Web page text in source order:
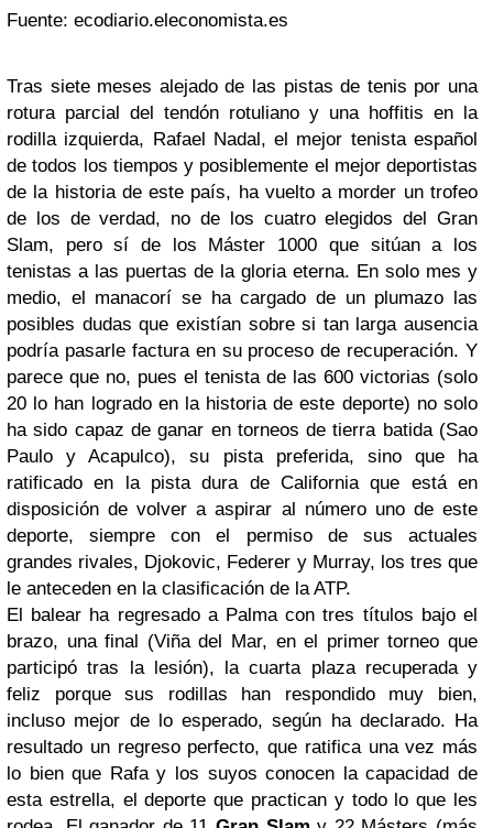
Fuente: ecodiario.eleconomista.es
Tras siete meses alejado de las pistas de tenis por una
rotura parcial del tendón rotuliano y una hoffitis en la
rodilla izquierda, Rafael Nadal, el mejor tenista español
de todos los tiempos y posiblemente el mejor deportistas
de la historia de este país, ha vuelto a morder un trofeo
de los de verdad, no de los cuatro elegidos del Gran
Slam, pero sí de los Máster 1000 que sitúan a los
tenistas a las puertas de la gloria eterna. En solo mes y
medio, el manacorí se ha cargado de un plumazo las
posibles dudas que existían sobre si tan larga ausencia
podría pasarle factura en su proceso de recuperación. Y
parece que no, pues el tenista de las 600 victorias (solo
20 lo han logrado en la historia de este deporte) no solo
ha sido capaz de ganar en torneos de tierra batida (Sao
Paulo y Acapulco), su pista preferida, sino que ha
ratificado en la pista dura de California que está en
disposición de volver a aspirar al número uno de este
deporte, siempre con el permiso de sus actuales
grandes rivales, Djokovic, Federer y Murray, los tres que
le anteceden en la clasificación de la ATP.
El balear ha regresado a Palma con tres títulos bajo el
brazo, una final (Viña del Mar, en el primer torneo que
participó tras la lesión), la cuarta plaza recuperada y
feliz porque sus rodillas han respondido muy bien,
incluso mejor de lo esperado, según ha declarado. Ha
resultado un regreso perfecto, que ratifica una vez más
lo bien que Rafa y los suyos conocen la capacidad de
esta estrella, el deporte que practican y todo lo que les